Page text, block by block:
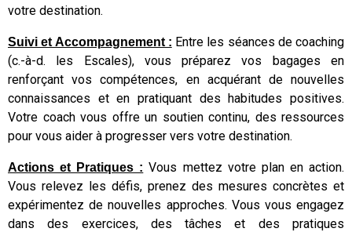
votre destination.
Suivi et Accompagnement : Entre les séances de coaching
(c.-à-d. les Escales), vous préparez vos bagages en
renforçant vos compétences, en acquérant de nouvelles
connaissances et en pratiquant des habitudes positives.
Votre coach vous offre un soutien continu, des ressources
pour vous aider à progresser vers votre destination.
Actions et Pratiques : Vous mettez votre plan en action.
Vous relevez les défis, prenez des mesures concrètes et
expérimentez de nouvelles approches. Vous vous engagez
dans des exercices, des tâches et des pratiques